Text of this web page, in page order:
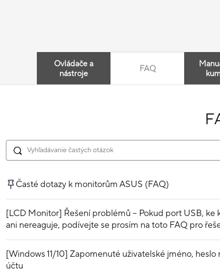
Ovládače a
nástroje
FAQ
Časté dotazy k monitorům ASUS (FAQ)
[LCD Monitor] Řešení problémů – Pokud port USB,
ani nereaguje, podívejte se prosím na toto FAQ pro
[Windows 11/10] Zapomenuté uživatelské jméno,
účtu